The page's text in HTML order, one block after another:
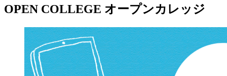
OPEN COLLEGE オープンカレッジ